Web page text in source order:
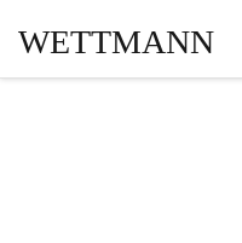
WETTMANN